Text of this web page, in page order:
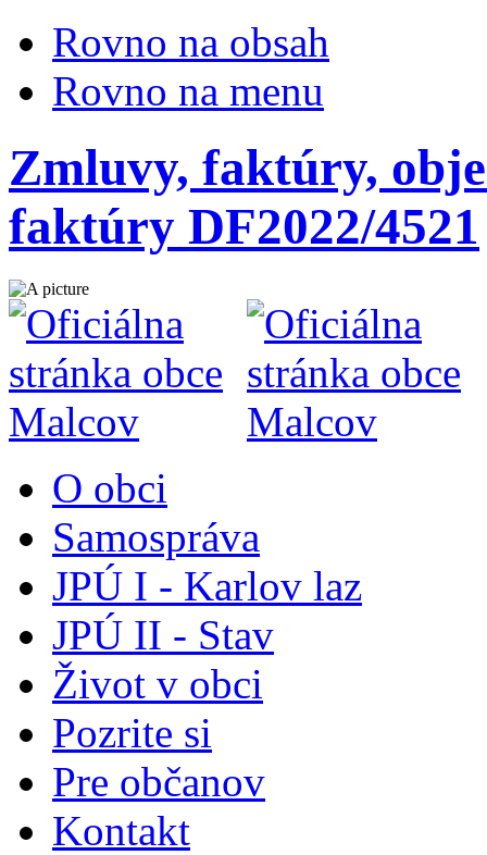
Rovno na obsah
Rovno na menu
Zmluvy, faktúry,
faktúry DF2022/4521
O obci
Samospráva
JPÚ I - Karlov laz
JPÚ II - Stav
Život v obci
Pozrite si
Pre občanov
Kontakt